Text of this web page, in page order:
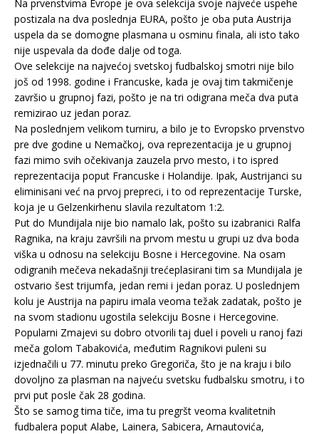
Na prvenstvima Evrope je ova selekcija svoje najveće uspehe
postizala na dva poslednja EURA, pošto je oba puta Austrija
uspela da se domogne plasmana u osminu finala, ali isto tako
nije uspevala da dođe dalje od toga.
Ove selekcije na najvećoj svetskoj fudbalskoj smotri nije bilo
još od 1998. godine i Francuske, kada je ovaj tim takmičenje
završio u grupnoj fazi, pošto je na tri odigrana meča dva puta
remizirao uz jedan poraz.
Na poslednjem velikom turniru, a bilo je to Evropsko prvenstvo
pre dve godine u Nemačkoj, ova reprezentacija je u grupnoj
fazi mimo svih očekivanja zauzela prvo mesto, i to ispred
reprezentacija poput Francuske i Holandije. Ipak, Austrijanci su
eliminisani već na prvoj prepreci, i to od reprezentacije Turske,
koja je u Gelzenkirhenu slavila rezultatom 1:2.
Put do Mundijala nije bio namalo lak, pošto su izabranici Ralfa
Ragnika, na kraju završili na prvom mestu u grupi uz dva boda
viška u odnosu na selekciju Bosne i Hercegovine. Na osam
odigranih mečeva nekadašnji trećeplasirani tim sa Mundijala je
ostvario šest trijumfa, jedan remi i jedan poraz. U poslednjem
kolu je Austrija na papiru imala veoma težak zadatak, pošto je
na svom stadionu ugostila selekciju Bosne i Hercegovine.
Popularni Zmajevi su dobro otvorili taj duel i poveli u ranoj fazi
meča golom Tabakovića, međutim Ragnikovi puleni su
izjednačili u 77. minutu preko Gregoriča, što je na kraju i bilo
dovoljno za plasman na najveću svetsku fudbalsku smotru, i to
prvi put posle čak 28 godina.
Što se samog tima tiče, ima tu pregršt veoma kvalitetnih
fudbalera poput Alabe, Lainera, Sabicera, Arnautovića,